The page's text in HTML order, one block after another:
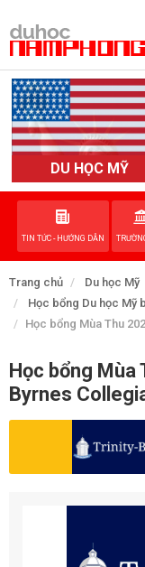
DU HỌC MỸ
TIN TỨC - HƯỚNG DẪN
Trang chủ Du học Mỹ
Học bổng Du học Mỹ
Học bổng Mùa Thu
Học bổng
Byrnes
TRANG CHỦ
QUỐC GIA
EVENTS
DỊCH VỤ
VỀ NAM PHONG
LIÊN HỆ